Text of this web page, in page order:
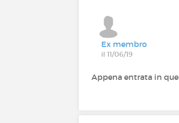
Ex membro
il 11/06/19
Appena entrata in